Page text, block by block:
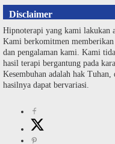
Disclaimer
Hipnoterapi yang kami lakukan
Kami berkomitmen
dan pengalaman kami. Kami
hasil terapi bergantung pada
Kesembuhan adalah hak
hasilnya dapat bervariasi.